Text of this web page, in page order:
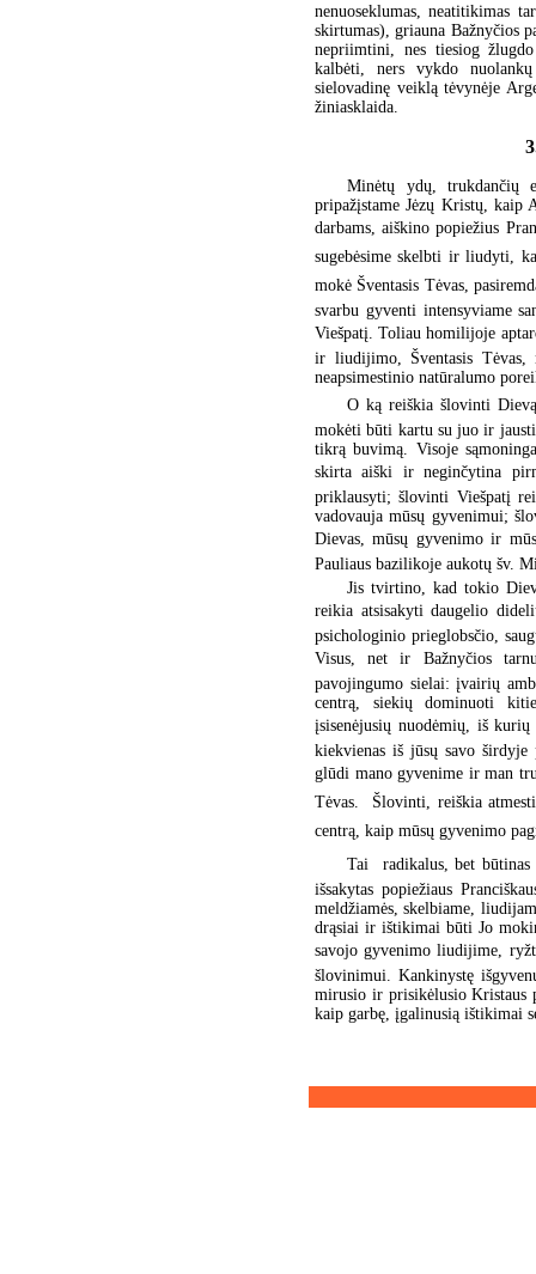
nenuoseklumas, neatitikimas
skirtumas), griauna Bažnyčios
nepriimtini, nes tiesiog
kalbėti, ners vykdo nuolankų
sielovadinę veiklą tėvynėje
žiniasklaida.
Minėtų ydų, trukdančių
pripažįstame Jėzų Kristų, kaip
darbams, aiškino popiežius
sugebėsime skelbti ir liudyti,
mokė Šventasis Tėvas,
svarbu gyventi intensyviame
Viešpatį. Toliau homilijoje
ir liudijimo, Šventasis Tėvas,
neapsimestinio natūralumo
O ką reiškia šlovinti
mokėti būti kartu su juo ir
tikrą buvimą. Visoje
skirta aiški ir neginčytina
priklausyti; šlovinti Viešpatį
vadovauja mūsų gyvenimui;
Dievas, mūsų gyvenimo ir
Pauliaus bazilikoje aukotų šv.
Jis tvirtino, kad tokio
reikia atsisakyti daugelio
psichologinio prieglobsčio,
Visus, net ir Bažnyčios
pavojingumo sielai: įvairių
centrą, siekių dominuoti
įsisenėjusių nuodėmių, iš kurių
kiekvienas iš jūsų savo širdyje
glūdi mano gyvenime ir man
Tėvas.  Šlovinti, reiškia
centrą, kaip mūsų gyvenimo
Tai  radikalus, bet
išsakytas popiežiaus
meldžiamės, skelbiame,
drąsiai ir ištikimai būti Jo
savojo gyvenimo liudijime,
šlovinimui. Kankinystę
mirusio ir prisikėlusio Kristaus
kaip garbę, įgalinusią ištikimai